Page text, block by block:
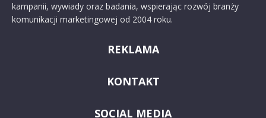
kampanii, wywiady oraz badania, wspierając rozwój branży
komunikacji marketingowej od 2004 roku.
REKLAMA
KONTAKT
SOCIAL MEDIA